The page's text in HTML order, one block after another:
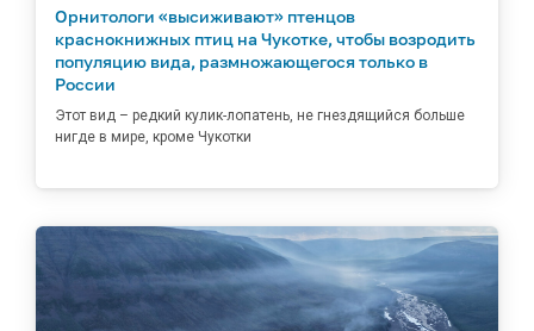
Орнитологи «высиживают» птенцов
краснокнижных птиц на Чукотке, чтобы возродить
популяцию вида, размножающегося только в
России
Этот вид – редкий кулик-лопатень, не гнездящийся больше
нигде в мире, кроме Чукотки